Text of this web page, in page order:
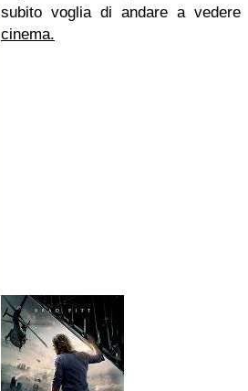
subito voglia di andare a
cinema.